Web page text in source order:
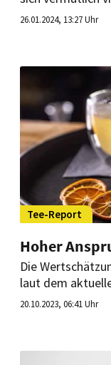
langen Tour
26.01.2024, 13:27 Uhr
Tee-Report
Hoher
Die
laut dem
Kräutertee
20.10.2023, 06:41 Uhr